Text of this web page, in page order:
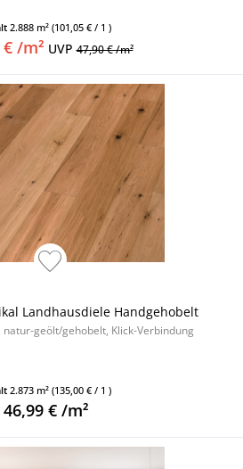
2.888 m² (101,05 € / 1 )
/m² UVP47,90 € /m²
Landhausdiele Handgehobelt
natur-geölt/gehobelt, Klick-Verbindung
2.873 m² (135,00 € / 1 )
46,99 € /m²